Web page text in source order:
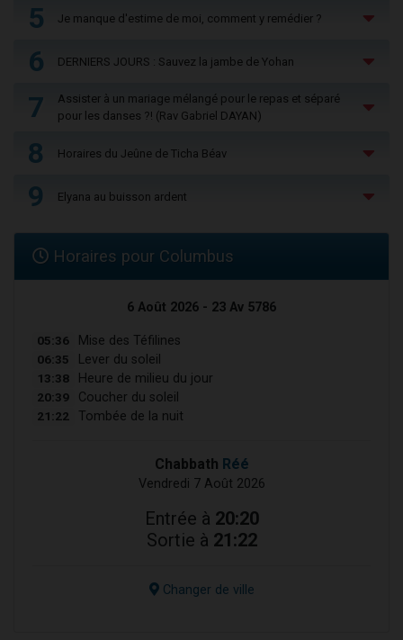
5 Je manque d'estime de moi, comment y remédier ?
6 DERNIERS JOURS : Sauvez la jambe de Yohan
7
Assister à un mariage mélangé pour le repas et séparé
pour les danses ?! (Rav Gabriel DAYAN)
8 Horaires du Jeûne de Ticha Béav
9 Elyana au buisson ardent
Horaires pour Columbus
6 Août 2026 - 23 Av 5786
05:36 Mise des Téfilines
06:35 Lever du soleil
13:38 Heure de milieu du jour
20:39 Coucher du soleil
21:22 Tombée de la nuit
Chabbath Réé
Vendredi 7 Août 2026
Entrée à 20:20
Sortie à 21:22
Changer de ville